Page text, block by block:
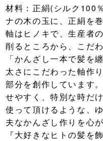
材料：正絹(シルク100
ナの木の玉に、正絹を
軸はヒノキで、生産者
削るところから、こだ
「かんざし一本で髪を
太さにこだわった軸作
部分を創作しています
せやすく、特別な時だ
使って頂けるような、
夫なかんざし作りを心
『大好きなヒトの髪を